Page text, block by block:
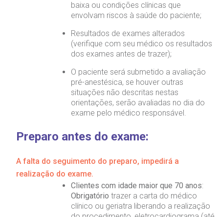
baixa ou condições clínicas que
envolvam riscos à saúde do paciente;
Resultados de exames alterados
(verifique com seu médico os resultados
dos exames antes de trazer);
O paciente será submetido a avaliação
pré-anestésica, se houver outras
situações não descritas nestas
orientações, serão avaliadas no dia do
exame pelo médico responsável.
Preparo antes do exame:
A falta do seguimento do preparo, impedirá a
realização do exame.
Clientes com idade maior que 70 anos:
Obrigatório trazer a carta do médico
clínico ou geriatra liberando a realização